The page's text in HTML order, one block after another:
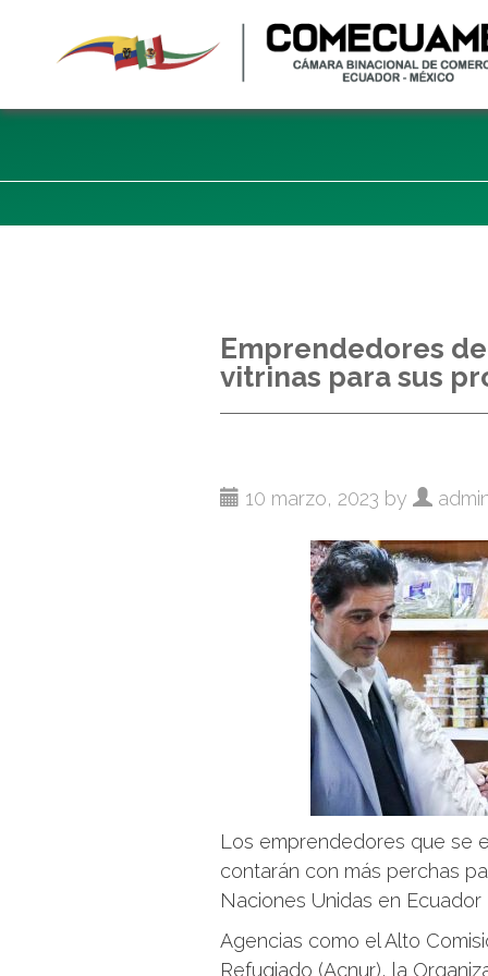
Emprendedores
vitrinas para sus
10 marzo, 2023 by
Los emprendedores que se
contarán con más perchas
Naciones Unidas en
Agencias como el Alto
Refugiado (Acnur), la